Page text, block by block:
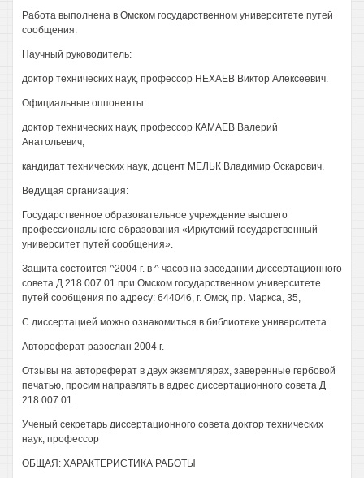
Работа выполнена в Омском государственном университете путей
сообщения.
Научный руководитель:
доктор технических наук, профессор НЕХАЕВ Виктор Алексеевич.
Официальные оппоненты:
доктор технических наук, профессор КАМАЕВ Валерий
Анатольевич,
кандидат технических наук, доцент МЕЛЬК Владимир Оскарович.
Ведущая организация:
Государственное образовательное учреждение высшего
профессионального образования «Иркутский государственный
университет путей сообщения».
Защита состоится ^2004 г. в ^ часов на заседании диссертационного
совета Д 218.007.01 при Омском государственном университете
путей сообщения по адресу: 644046, г. Омск, пр. Маркса, 35,
С диссертацией можно ознакомиться в библиотеке университета.
Автореферат разослан 2004 г.
Отзывы на автореферат в двух экземплярах, заверенные гербовой
печатью, просим направлять в адрес диссертационного совета Д
218.007.01.
Ученый секретарь диссертационного совета доктор технических
наук, профессор
ОБЩАЯ: ХАРАКТЕРИСТИКА РАБОТЫ